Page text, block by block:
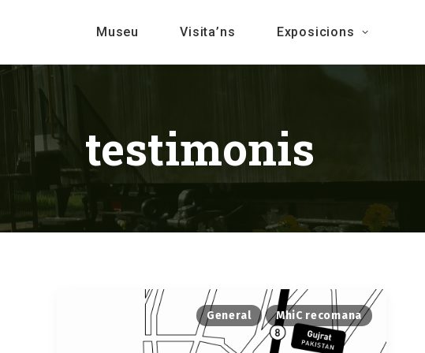
Museu Visita’ns Exposicions
testimonis
General MhiC recomana